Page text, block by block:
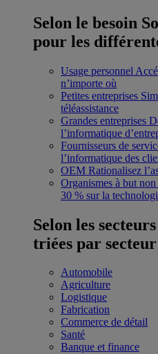
Selon le besoin
pour les
Usage personnel
n’importe où
Petites entreprises
téléassistance
Grandes entreprises
l’informatique
Fournisseurs de
l’informatique des
OEM Rationalisez
Organismes à but
30 % sur la
Selon les secteurs
triées par secteur
Automobile
Agriculture
Logistique
Fabrication
Commerce de détail
Santé
Banque et finance